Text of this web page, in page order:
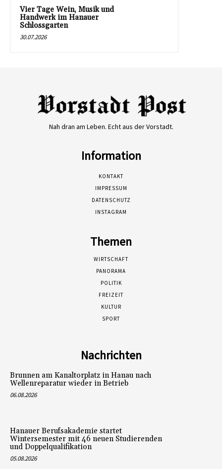
Vier Tage Wein, Musik und
Handwerk im Hanauer
Schlossgarten
30.07.2026
Nah dran am Leben. Echt aus der Vorstadt.
Information
KONTAKT
IMPRESSUM
DATENSCHUTZ
INSTAGRAM
Themen
WIRTSCHAFT
PANORAMA
POLITIK
FREIZEIT
KULTUR
SPORT
Nachrichten
Brunnen am Kanaltorplatz in Hanau nach
Wellenreparatur wieder in Betrieb
06.08.2026
Hanauer Berufsakademie startet
Wintersemester mit 46 neuen Studierenden
und Doppelqualifikation
05.08.2026